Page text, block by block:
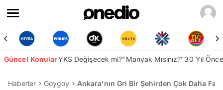
Güncel KonularYKS Değişecek mi?"Manyak Mısınız?"30 Yıl
Haberler Goygoy Ankara'nın Gri Bir Şehirden Çok Daha